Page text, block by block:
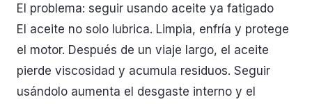
El problema: seguir usando aceite ya fatigado
El aceite no solo lubrica. Limpia, enfría y protege
el motor. Después de un viaje largo, el aceite
pierde viscosidad y acumula residuos. Seguir
usándolo aumenta el desgaste interno y el